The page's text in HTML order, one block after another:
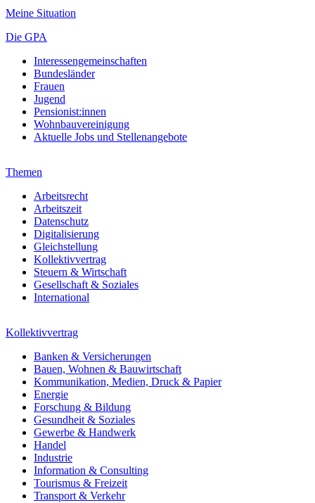
Meine Situation
Die GPA
Interessengemeinschaften
Bundesländer
Frauen
Jugend
Pensionist:innen
Wohnbauvereinigung
Aktuelle Jobs und Stellenangebote
Themen
Arbeitsrecht
Arbeitszeit
Datenschutz
Digitalisierung
Gleichstellung
Kollektivvertrag
Steuern & Wirtschaft
Gesellschaft & Soziales
International
Kollektivvertrag
Banken & Versicherungen
Bauen, Wohnen & Bauwirtschaft
Kommunikation, Medien, Druck & Papier
Energie
Forschung & Bildung
Gesundheit & Soziales
Gewerbe & Handwerk
Handel
Industrie
Information & Consulting
Tourismus & Freizeit
Transport & Verkehr